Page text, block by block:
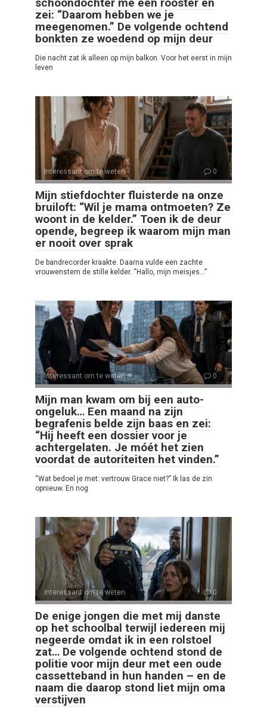
zei: “Daarom hebben we je
meegenomen.” De volgende ochtend
bonkten ze woedend op mijn deur
Die nacht zat ik alleen op mijn balkon. Voor het eerst in mijn
leven
Interessant om te weten 0
Mijn stiefdochter fluisterde na onze
bruiloft: “Wil je mama ontmoeten? Ze
woont in de kelder.” Toen ik de deur
opende, begreep ik waarom mijn man
er nooit over sprak
De bandrecorder kraakte. Daarna vulde een zachte
vrouwenstem de stille kelder. “Hallo, mijn meisjes…”
Interessant om te weten 0
Mijn man kwam om bij een auto-
ongeluk… Een maand na zijn
begrafenis belde zijn baas en zei:
“Hij heeft een dossier voor je
achtergelaten. Je móét het zien
voordat de autoriteiten het vinden.”
“Wat bedoel je met: vertrouw Grace niet?” Ik las de zin
opnieuw. En nog
Interessant om te weten 0
De enige jongen die met mij danste
op het schoolbal terwijl iedereen mij
negeerde omdat ik in een rolstoel
zat… De volgende ochtend stond de
politie voor mijn deur met een oude
cassetteband in hun handen – en de
naam die daarop stond liet mijn oma
verstijven